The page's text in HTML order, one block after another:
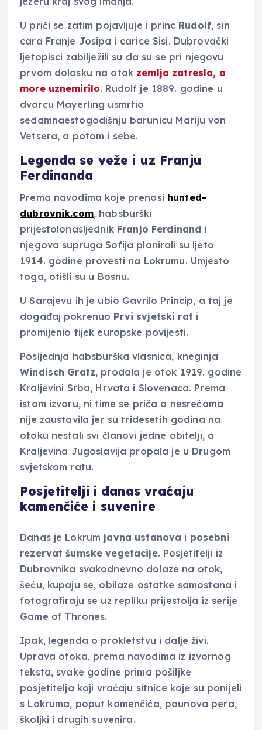
U priči se zatim pojavljuje i princ Rudolf, sin
cara Franje Josipa i carice Sisi. Dubrovački
ljetopisci zabilježili su da su se pri njegovu
prvom dolasku na otok zemlja zatresla, a
more uznemirilo. Rudolf je 1889. godine u
dvorcu Mayerling usmrtio
sedamnaestogodišnju barunicu Mariju von
Vetsera, a potom i sebe.
Legenda se veže i uz Franju
Ferdinanda
Prema navodima koje prenosi hunted-
dubrovnik.com, habsburški
prijestolonasljednik Franjo Ferdinand i
njegova supruga Sofija planirali su ljeto
1914. godine provesti na Lokrumu. Umjesto
toga, otišli su u Bosnu.
U Sarajevu ih je ubio Gavrilo Princip, a taj je
događaj pokrenuo Prvi svjetski rat i
promijenio tijek europske povijesti.
Posljednja habsburška vlasnica, kneginja
Windisch Gratz, prodala je otok 1919. godine
Kraljevini Srba, Hrvata i Slovenaca. Prema
istom izvoru, ni time se priča o nesrećama
nije zaustavila jer su tridesetih godina na
otoku nestali svi članovi jedne obitelji, a
Kraljevina Jugoslavija propala je u Drugom
svjetskom ratu.
Posjetitelji i danas vraćaju
kamenčiće i suvenire
Danas je Lokrum javna ustanova i posebni
rezervat šumske vegetacije. Posjetitelji iz
Dubrovnika svakodnevno dolaze na otok,
šeću, kupaju se, obilaze ostatke samostana i
fotografiraju se uz repliku prijestolja iz serije
Game of Thrones.
Ipak, legenda o prokletstvu i dalje živi.
Uprava otoka, prema navodima iz izvornog
teksta, svake godine prima pošiljke
posjetitelja koji vraćaju sitnice koje su ponijeli
s Lokruma, poput kamenčića, paunova pera,
školjki i drugih suvenira.